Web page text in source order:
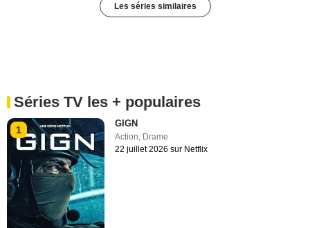
Les séries similaires
Séries TV les + populaires
1
GIGN
Action Drame
22 juillet 2026 sur Netflix